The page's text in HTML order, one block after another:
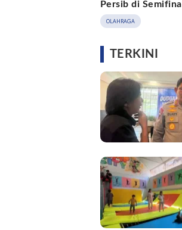
Persib di Semifinal
OLAHRAGA
TERKINI